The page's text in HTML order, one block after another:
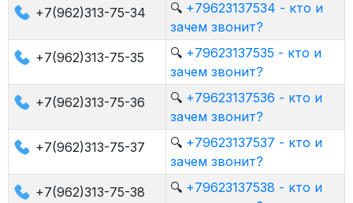
+7(962)313-75-34
🔍 +79623137534 - кто и
зачем звонит?
+7(962)313-75-35
🔍 +79623137535 - кто и
зачем звонит?
+7(962)313-75-36
🔍 +79623137536 - кто и
зачем звонит?
+7(962)313-75-37
🔍 +79623137537 - кто и
зачем звонит?
+7(962)313-75-38
🔍 +79623137538 - кто и